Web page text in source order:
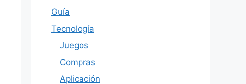
Guía
Tecnología
Juegos
Compras
Aplicación